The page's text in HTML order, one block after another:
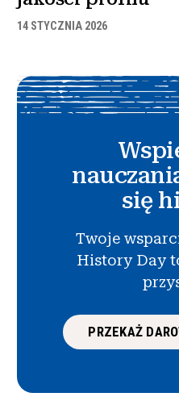
14 STYCZNIA 2026
się
Twoje
History Day
PRZEKAŻ